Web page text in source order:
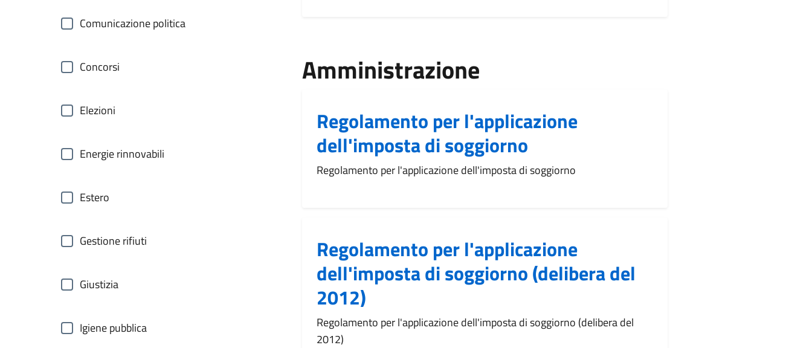
Comunicazione politica
Concorsi
Elezioni
Energie rinnovabili
Estero
Gestione rifiuti
Giustizia
Igiene pubblica
Amministrazione
Regolamento per l'applicazione
dell'imposta di soggiorno
Regolamento per l'applicazione dell'imposta di soggiorno
Regolamento per l'applicazione
dell'imposta di soggiorno (delibera del
2012)
Regolamento per l'applicazione dell'imposta di soggiorno (delibera del
2012)